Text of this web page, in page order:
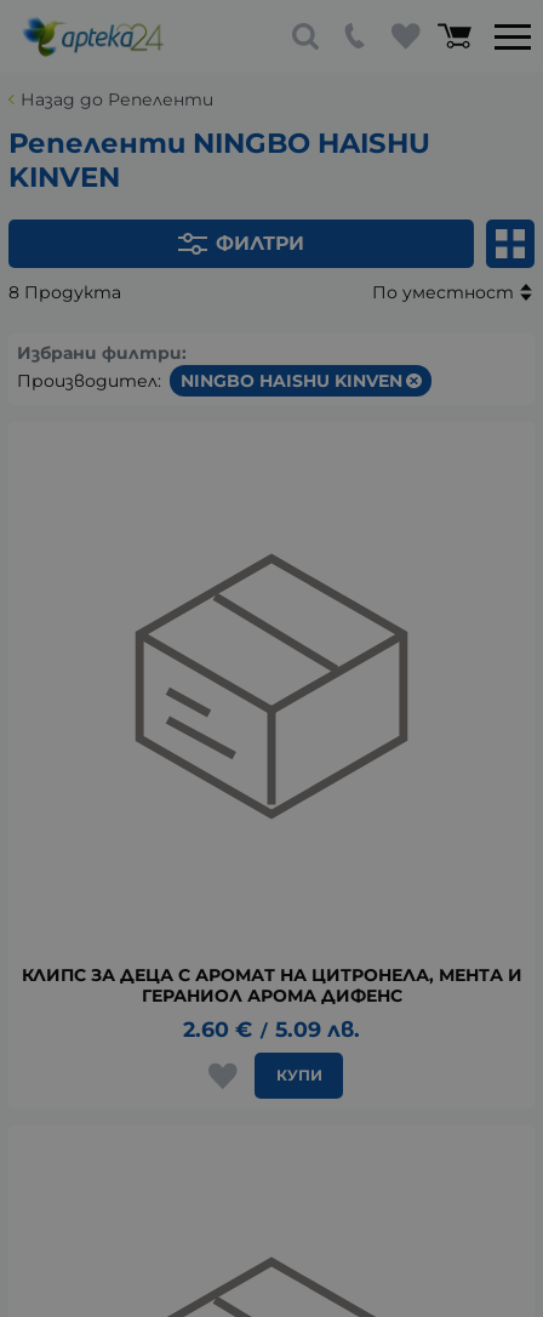
Назад до Репеленти
Репеленти NINGBO HAISHU
KINVEN
ФИЛТРИ
8 Продукта По уместност
Избрани филтри:
Производител:
NINGBO HAISHU KINVEN
КЛИПС ЗА ДЕЦА С АРОМАТ НА ЦИТРОНЕЛА, МЕНТА И
ГЕРАНИОЛ АРОМА ДИФЕНС
2.60 € / 5.09 лв.
КУПИ